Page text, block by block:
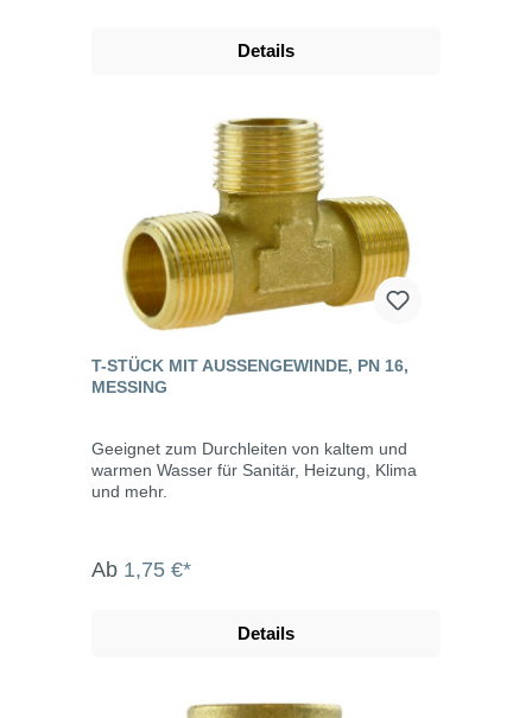
Details
T-STÜCK MIT AUSSENGEWINDE, PN 16, M
ESSING
Geeignet zum Durchleiten von kaltem und
warmen Wasser für Sanitär, Heizung, Klima
und mehr.
Ab 1,75 €*
Details